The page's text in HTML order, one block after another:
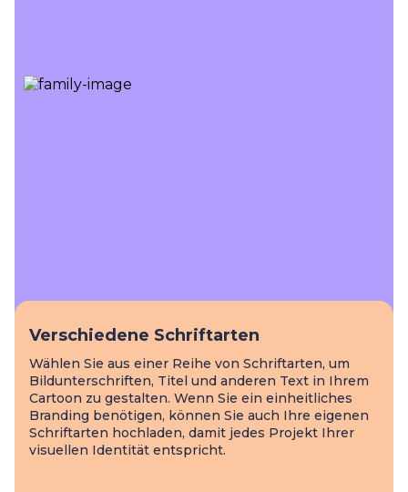
Verschiedene Schriftarten
Wählen Sie aus einer Reihe von Schriftarten, um
Bildunterschriften, Titel und anderen Text in Ihrem
Cartoon zu gestalten. Wenn Sie ein einheitliches
Branding benötigen, können Sie auch Ihre eigenen
Schriftarten hochladen, damit jedes Projekt Ihrer
visuellen Identität entspricht.